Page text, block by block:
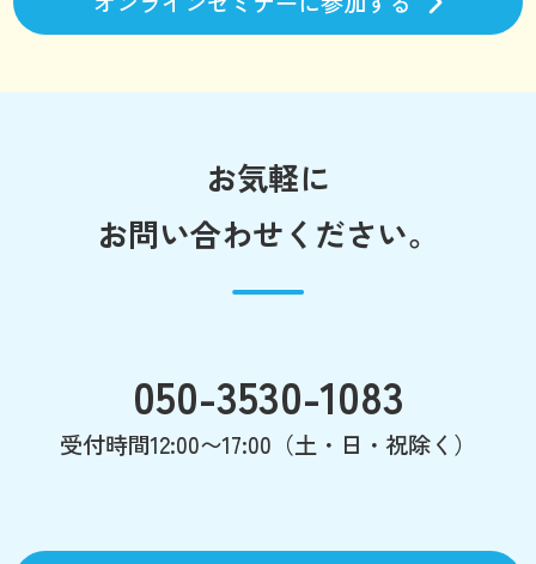
お気軽に
お問い合わせください。
050-3530-1083
受付時間12:00〜17:00（土・日・祝除く）